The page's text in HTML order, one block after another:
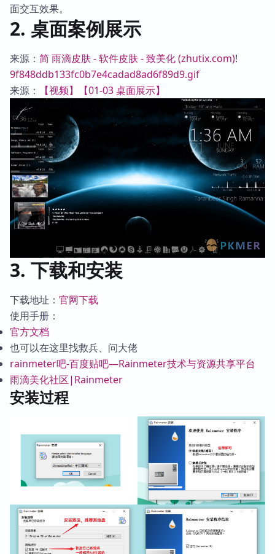
面交互效果。
2. 桌面案例展示
来源： 简 雨滴皮肤 - 软件皮肤 - 致美化 (zhutix.com)!
9f848ddb133fc0b7e4cadad8ad6f89d9.gif
来源：
【视频】【01-03 桌面展示】
3. 下载和安装
下载地址： 官网下载
使用手册：
官方文档
也可以在这里找救兵、问大佬
rainmeter吧-百度贴吧—Rainmeter技术与资源共享平台
雨滴美化社区|Rainmeter
安装过程